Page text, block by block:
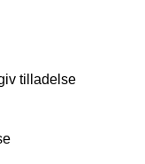
tilladelse